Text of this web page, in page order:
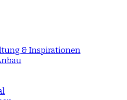
& Inspirationen